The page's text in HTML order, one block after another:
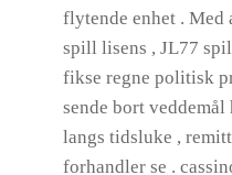
flytende enhet . Med
spill lisens , JL77
fikse regne politisk
sende bort
langs tidsluke ,
forhandler se .